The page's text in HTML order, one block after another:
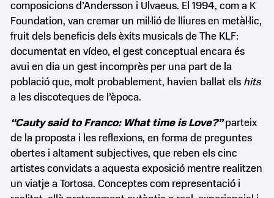
composicions d’Andersson i Ulvaeus. El 1994, com a K
Foundation, van cremar un mil·lió de lliures en metàl·lic,
fruit dels beneficis dels èxits musicals de The KLF:
documentat en vídeo, el gest conceptual encara és
avui en dia un gest incomprès per una part de la
població que, molt probablement, havien ballat els hits
a les discoteques de l’època.
“Cauty said to Franco: What time is Love?”parteix
de la proposta i les reflexions, en forma de preguntes
obertes i altament subjectives, que reben els cinc
artistes convidats a aquesta exposició mentre realitzen
un viatje a Tortosa. Conceptes com representació i